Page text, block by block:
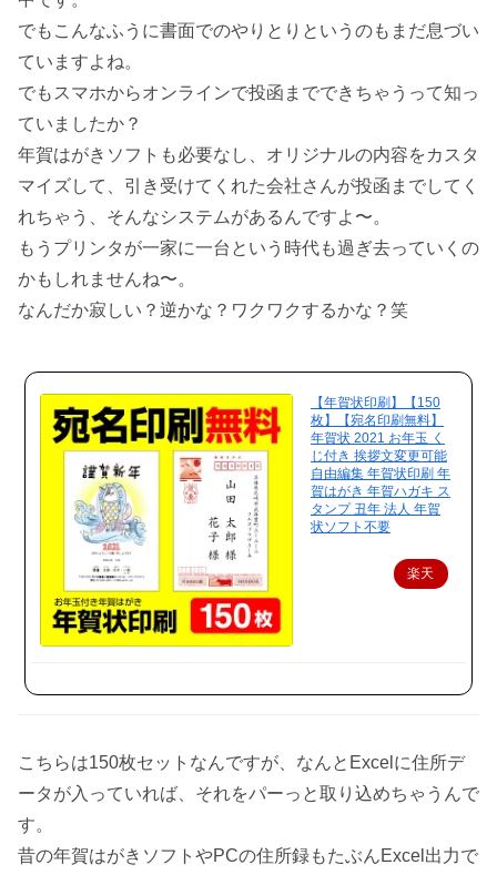
でもこんなふうに書面でのやりとりというのもまだ息づい
ていますよね。
でもスマホからオンラインで投函までできちゃうって知っ
ていましたか？
年賀はがきソフトも必要なし、オリジナルの内容をカスタ
マイズして、引き受けてくれた会社さんが投函までしてく
れちゃう、そんなシステムがあるんですよ〜。
もうプリンタが一家に一台という時代も過ぎ去っていくの
かもしれませんね〜。
なんだか寂しい？逆かな？ワクワクするかな？笑
【年賀状印刷】【150
枚】【宛名印刷無料】
年賀状 2021 お年玉 く
じ付き 挨拶文変更可能
自由編集 年賀状印刷 年
賀はがき 年賀ハガキ ス
タンプ 丑年 法人 年賀
状ソフト不要
楽天
こちらは150枚セットなんですが、なんとExcelに住所デ
ータが入っていれば、それをパーっと取り込めちゃうんで
す。
昔の年賀はがきソフトやPCの住所録もたぶんExcel出力で